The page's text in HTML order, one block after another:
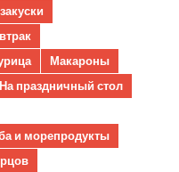
Макароны
На праздничный стол
и морепродукты